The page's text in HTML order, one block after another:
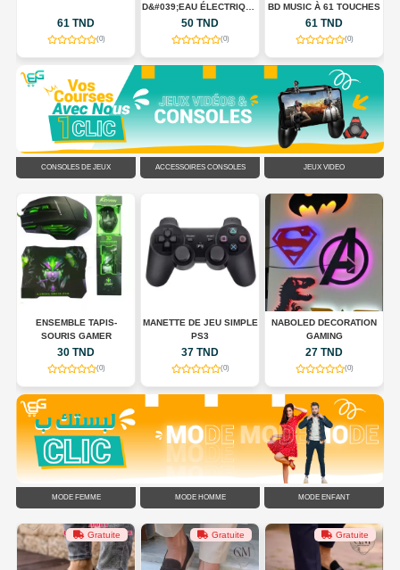
61 TND
(0)
D&#039;EAU ÉLECTRIQUE
PORTABLE USB
RECHARGEABLE
50 TND
(0)
BD MUSIC À 61 TOUCHES
61 TND
(0)
CONSOLES DE JEUX ACCESSOIRES CONSOLES JEUX VIDÉO
ENSEMBLE TAPIS-
SOURIS GAMER
30 TND
(0)
MANETTE DE JEU SIMPLE
PS3
37 TND
(0)
NABOLED DECORATION
GAMING
27 TND
(0)
MODE FEMME MODE HOMME MODE ENFANT
Gratuite Gratuite Gratuite